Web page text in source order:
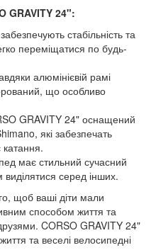
GRAVITY 24":
стабільність та
переміщатися по будь-
алюмінієвій рамі
що особливо
GRAVITY 24" оснащений
які забезпечать
катання.
має стильний сучасний
серед інших.
щоб ваші діти мали
способом життя та
CORSO GRAVITY 24"
та веселі велосипедні